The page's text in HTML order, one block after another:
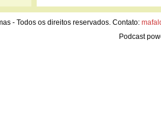
- Todos os direitos reservados. Contato:
Podcast